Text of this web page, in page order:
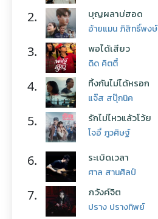
2. บุญผลาบ่ฮอด
อ้ายแมน ภิสิทธิ์พงษ์
3. พอได้เสียว
ดิด คิตตี้
4. ทิ้งกันไม่ได้หรอก
แจ๊ส สปุ๊กนิค
5. รักไม่ไหวแล้วโว้ย
โจอี้ ภูวศิษฐ์
6. ระเบิดเวลา
ศาล สานศิลป์
7. ภวังค์จิต
ปราง ปรางทิพย์